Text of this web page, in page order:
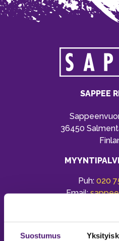
Suostumus
SAPPEE
36450
Puh: 020
Email: